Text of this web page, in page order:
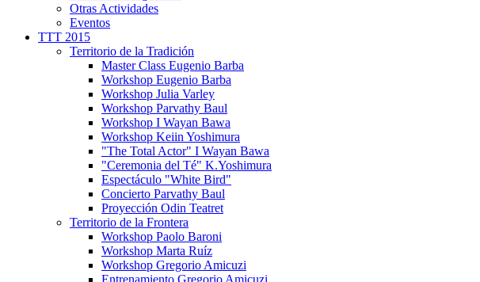
Otras Actividades
Eventos
TTT 2015
Territorio de la Tradición
Master Class Eugenio Barba
Workshop Eugenio Barba
Workshop Julia Varley
Workshop Parvathy Baul
Workshop I Wayan Bawa
Workshop Keiin Yoshimura
"The Total Actor" I Wayan Bawa
"Ceremonia del Té" K.Yoshimura
Espectáculo "White Bird"
Concierto Parvathy Baul
Proyección Odin Teatret
Territorio de la Frontera
Workshop Paolo Baroni
Workshop Marta Ruíz
Workshop Gregorio Amicuzi
Entrenamiento Gregorio Amicuzi